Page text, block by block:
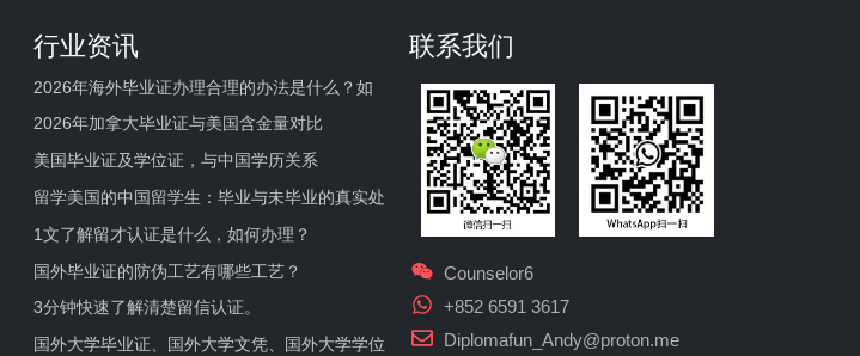
行业资讯
2026年海外毕业证办理合理的办法是什么？如
2026年加拿大毕业证与美国含金量对比
美国毕业证及学位证，与中国学历关系
留学美国的中国留学生：毕业与未毕业的真实处
1文了解留才认证是什么，如何办理？
国外毕业证的防伪工艺有哪些工艺？
3分钟快速了解清楚留信认证。
国外大学毕业证、国外大学文凭、国外大学学位
联系我们
Counselor6
+852 6591 3617
Diplomafun_Andy@proton.me